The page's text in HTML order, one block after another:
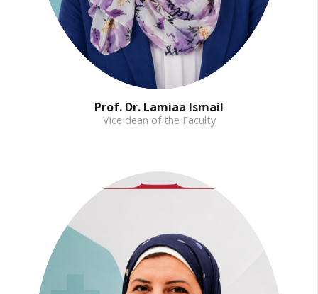
Prof. Dr. Lamiaa Ismail
Vice dean of the Faculty